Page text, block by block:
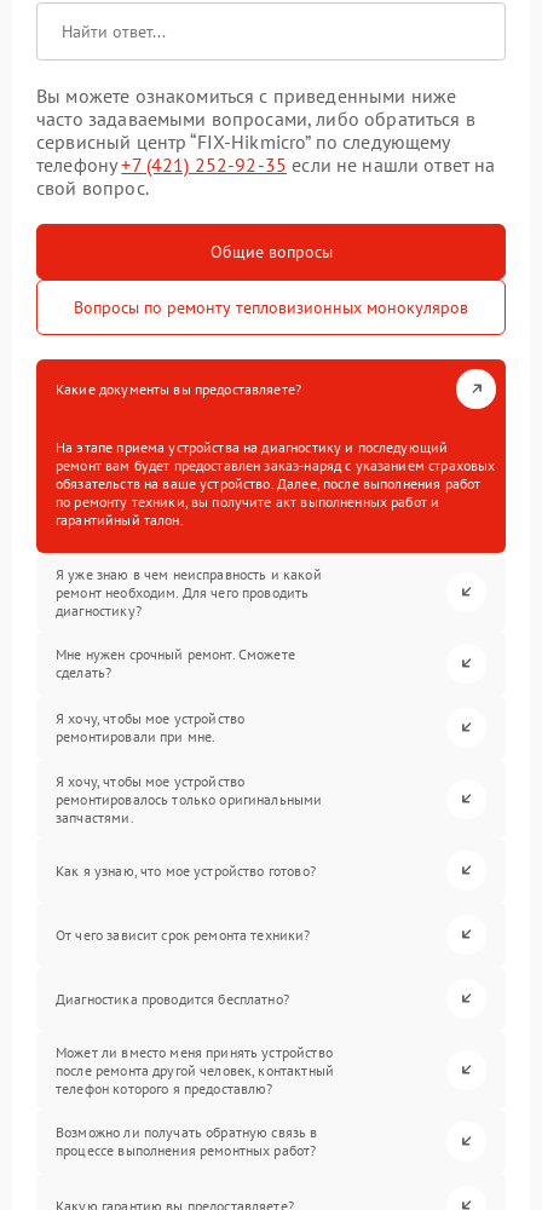
Вы можете ознакомиться с приведенными ниже
часто задаваемыми вопросами, либо обратиться в
сервисный центр “FIX-Hikmicro” по следующему
телефону+7 (421) 252-92-35 если не нашли ответ на
свой вопрос.
Общие вопросы
Вопросы по ремонту тепловизионных монокуляров
Какие документы вы предоставляете?
На этапе приема устройства на диагностику и последующий
ремонт вам будет предоставлен заказ-наряд с указанием страховых
обязательств на ваше устройство. Далее, после выполнения работ
по ремонту техники, вы получите акт выполненных работ и
гарантийный талон.
Я уже знаю в чем неисправность и какой
ремонт необходим. Для чего проводить
диагностику?
Мне нужен срочный ремонт. Сможете
сделать?
Я хочу, чтобы мое устройство
ремонтировали при мне.
Я хочу, чтобы мое устройство
ремонтировалось только оригинальными
запчастями.
Как я узнаю, что мое устройство готово?
От чего зависит срок ремонта техники?
Диагностика проводится бесплатно?
Может ли вместо меня принять устройство
после ремонта другой человек, контактный
телефон которого я предоставлю?
Возможно ли получать обратную связь в
процессе выполнения ремонтных работ?
Какую гарантию вы предоставляете?